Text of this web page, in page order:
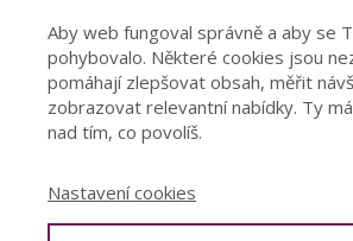
programu
JAK ŽÍT SVÉ SNY?
Proměňte své sny v
Získat přístup do
Aby web fungoval správně a aby se
pohybovalo. Některé cookies jsou
pomáhají zlepšovat obsah, měřit
zobrazovat relevantní nabídky. Ty
nad tím, co povolíš.
Nastavení cookies